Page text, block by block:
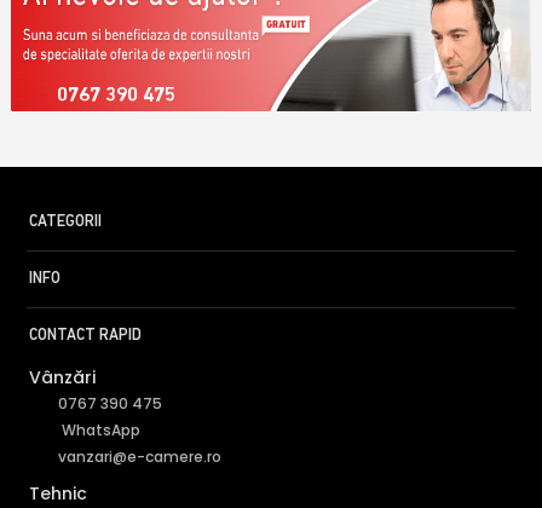
0767 390 475
CATEGORII
INFO
CONTACT RAPID
Vânzări
0767 390 475
WhatsApp
vanzari@e-camere.ro
Tehnic